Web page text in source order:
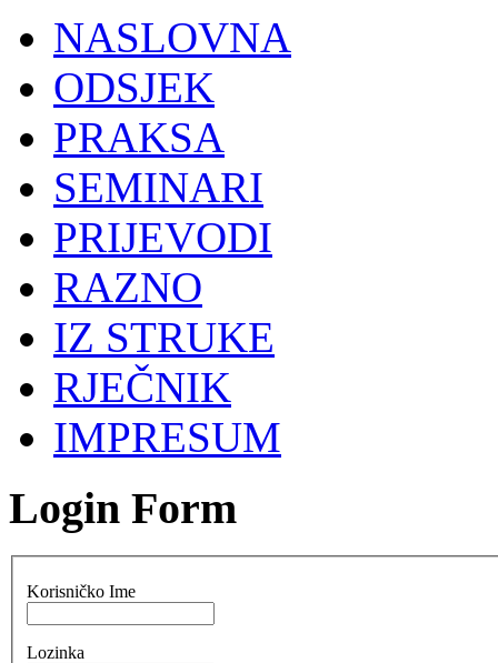
NASLOVNA
ODSJEK
PRAKSA
SEMINARI
PRIJEVODI
RAZNO
IZ STRUKE
RJEČNIK
IMPRESUM
Login Form
Korisničko Ime
Lozinka